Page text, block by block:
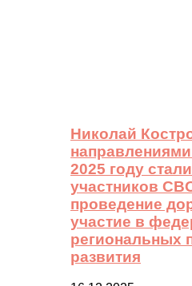
Николай
2025 году
участников
проведение
участие в
региональных
развития